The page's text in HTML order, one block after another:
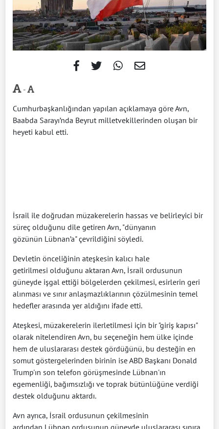
-
Cumhurbaşkanlığından yapılan açıklamaya göre Avn,
Baabda Sarayı’nda Beyrut milletvekillerinden oluşan bir
heyeti kabul etti.
İsrail ile doğrudan müzakerelerin hassas ve belirleyici bir
süreç olduğunu dile getiren Avn, "dünyanın
gözünün Lübnan’a" çevrildiğini söyledi.
Devletin önceliğinin ateşkesin kalıcı hale
getirilmesi olduğunu aktaran Avn, İsrail ordusunun
güneyde işgal ettiği bölgelerden çekilmesi, esirlerin geri
alınması ve sınır anlaşmazlıklarının çözülmesinin temel
hedefler arasında yer aldığını ifade etti.
Ateşkesi, müzakerelerin ilerletilmesi için bir "giriş kapısı"
olarak nitelendiren Avn, bu seçeneğin hem ülke içinde
hem de uluslararası destek gördüğünü, bu desteğin en
somut göstergelerinden birinin ise ABD Başkanı Donald
Trump'ın son telefon görüşmesinde Lübnan'ın
egemenliği, bağımsızlığı ve toprak bütünlüğüne verdiği
destek olduğunu aktardı.
Avn ayrıca, İsrail ordusunun çekilmesinin